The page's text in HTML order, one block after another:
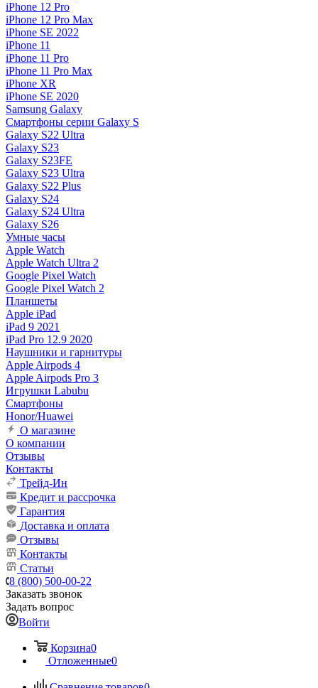
iPhone 12 Pro
iPhone 12 Pro Max
iPhone SE 2022
iPhone 11
iPhone 11 Pro
iPhone 11 Pro Max
iPhone XR
iPhone SE 2020
Samsung Galaxy
Смартфоны серии Galaxy S
Galaxy S22 Ultra
Galaxy S23
Galaxy S23FE
Galaxy S23 Ultra
Galaxy S22 Plus
Galaxy S24
Galaxy S24 Ultra
Galaxy S26
Умные часы
Apple Watch
Apple Watch Ultra 2
Google Pixel Watch
Google Pixel Watch 2
Планшеты
Apple iPad
iPad 9 2021
iPad Pro 12.9 2020
Наушники и гарнитуры
Apple Airpods 4
Apple Airpods Pro 3
Игрушки Labubu
Смартфоны
Honor/Huawei
О магазине
О компании
Отзывы
Контакты
Трейд-Ин
Кредит и рассрочка
Гарантия
Доставка и оплата
Отзывы
Контакты
Статьи
8 (800) 500-00-22
Заказать звонок
Задать вопрос
Войти
Корзина0
Отложенные0